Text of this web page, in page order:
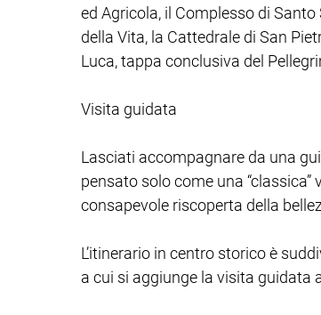
ed Agricola, il Complesso di
della Vita, la Cattedrale di San
Luca, tappa conclusiva del
Visita guidata
Lasciati accompagnare da una
pensato solo come una
consapevole riscoperta della
L’itinerario in centro storico è
a cui si aggiunge la visita guidata